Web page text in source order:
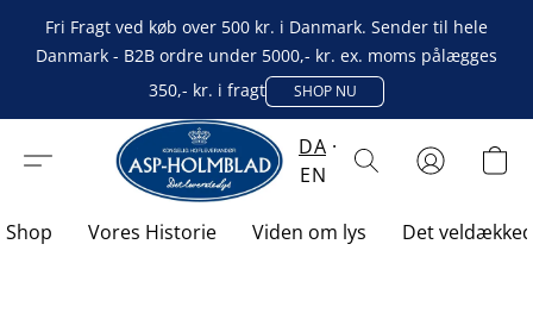
Fri Fragt ved køb over 500 kr. i Danmark. Sender til hele
Danmark - B2B ordre under 5000,- kr. ex. moms pålægges
350,- kr. i fragt
SHOP NU
DA
EN
Shop Vores Historie Viden om lys Det